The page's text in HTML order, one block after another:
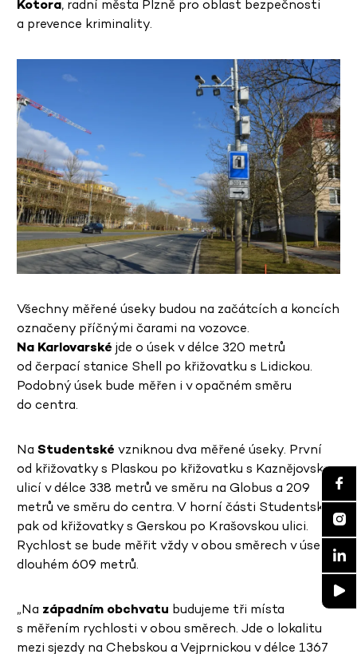
Kotora, radní města Plzně pro oblast bezpečnosti
a prevence kriminality.
Všechny měřené úseky budou na začátcích a koncích
označeny příčnými čarami na vozovce.
Na Karlovarské jde o úsek v délce 320 metrů
od čerpací stanice Shell po křižovatku s Lidickou.
Podobný úsek bude měřen i v opačném směru
do centra.
Na Studentské vzniknou dva měřené úseky. První
od křižovatky s Plaskou po křižovatku s Kaznějovskou
ulicí v délce 338 metrů ve směru na Globus a 209
metrů ve směru do centra. V horní části Studentské
pak od křižovatky s Gerskou po Krašovskou ulici.
Rychlost se bude měřit vždy v obou směrech v úseku
dlouhém 609 metrů.
„Na západním obchvatu budujeme tři místa
s měřením rychlosti v obou směrech. Jde o lokalitu
mezi sjezdy na Chebskou a Vejprnickou v délce 1367